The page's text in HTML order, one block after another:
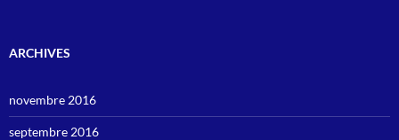
ARCHIVES
novembre 2016
septembre 2016